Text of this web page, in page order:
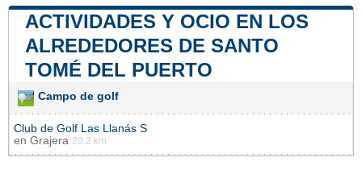
ACTIVIDADES Y OCIO EN LOS
ALREDEDORES DE SANTO
TOMÉ DEL PUERTO
Campo de golf
Club de Golf Las Llanás S
en Grajera 20.2 km